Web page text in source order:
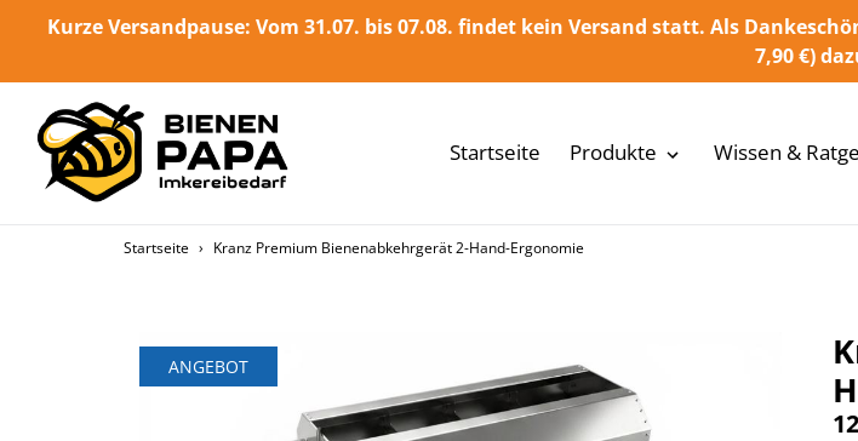
Kurze Versandpause: Vom 31.07. bis 07.08. findet kein Versand statt. Als
7,90 €)
Startseite Produkte Wissen &
Startseite › Kranz Premium Bienenabkehrgerät 2-Hand-Ergonomie
ANGEBOT